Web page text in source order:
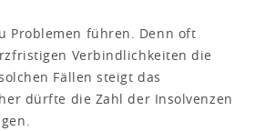
Problemen führen. Denn oft
Verbindlichkeiten die
Fällen steigt das
dürfte die Zahl der Insolvenzen